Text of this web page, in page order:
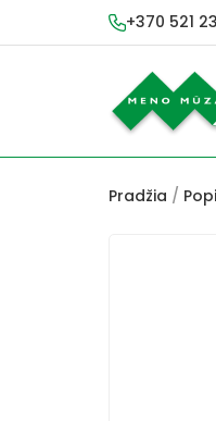
+370 521
Pradžia /